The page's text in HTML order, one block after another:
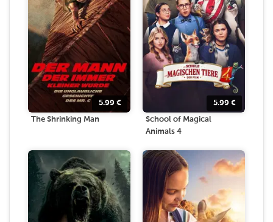
5.99 €
The Shrinking Man
5.99 €
School of Magical
Animals 4